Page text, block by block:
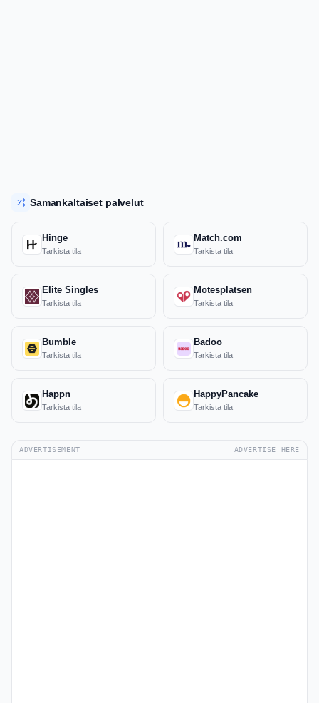
Samankaltaiset palvelut
Hinge
Tarkista tila
Match.com
Tarkista tila
Elite Singles
Tarkista tila
Motesplatsen
Tarkista tila
Bumble
Tarkista tila
Badoo
Tarkista tila
Happn
Tarkista tila
HappyPancake
Tarkista tila
ADVERTISEMENT ADVERTISE HERE